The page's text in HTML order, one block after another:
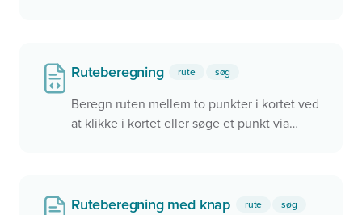
række i tabellen og zoome hen til objektet i
Ruteberegning rute søg
Beregn ruten mellem to punkter i kortet ved
at klikke i kortet eller søge et punkt via
Ruteberegning med knap rute søg